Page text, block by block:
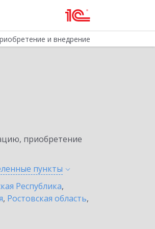
и внедрение
приобретение
пункты
Республика,
, Ростовская область,